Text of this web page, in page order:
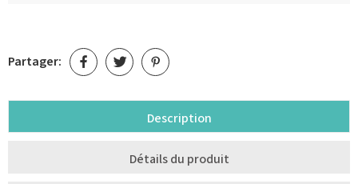
Partager:
Description
Détails du produit